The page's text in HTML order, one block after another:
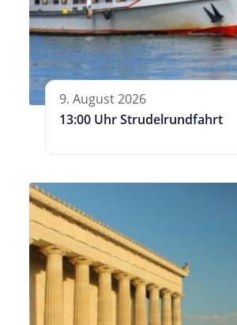
9. August 2026
13:00 Uhr Strudelrundfahrt